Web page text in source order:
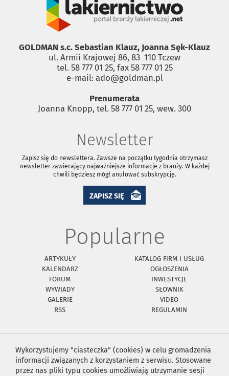
GOLDMAN s.c. Sebastian Klauz, Joanna Sęk-Klauz
ul. Armii Krajowej 86, 83 ­ 110 Tczew
tel. 58 777 01 25, fax 58 777 01 25
e-mail: ado@goldman.pl
Prenumerata
Joanna Knopp, tel. 58 777 01 25, wew. 300
Newsletter
Zapisz się do newslettera. Zawsze na początku tygodnia otrzymasz
newsletter zawierający najważniejsze informacje z branży. W każdej
chwili będziesz mógł anulować subskrypcję.
ZAPISZ SIĘ
Popularne
ARTYKUŁY
KATALOG FIRM I USŁUG
KALENDARZ
OGŁOSZENIA
FORUM
INWESTYCJE
WYWIADY
SŁOWNIK
GALERIE
VIDEO
RSS
REGULAMIN
Wykorzystujemy "ciasteczka" (cookies) w celu gromadzenia
informacji związanych z korzystaniem z serwisu. Stosowane
przez nas pliki typu cookies umożliwiają utrzymanie sesji